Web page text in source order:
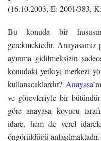
(16.10.2003, E: 2001/383,
Bu konuda bir hususun
gerekmektedir. Anayasamız
ayırıma gidilmeksizin
konudaki yetkiyi merkezi
kullanacaklardır? Anayasa
ve görevleriyle bir
göre anayasa koyucu
idare, hem de yerel
öngörüldüğü anlaşılmaktadır.